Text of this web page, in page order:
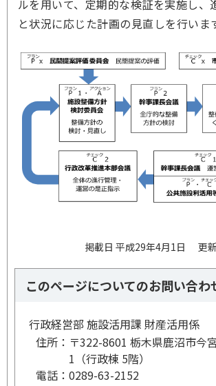
ルを用いて、定期的な検証を実施し、
と状況に応じた計画の見直しを行いま
掲載日 平成29年4月1日 更
このページについてのお問い合わ
行政経営部 施設活用課 財産活用係
住所： 〒322-8601 栃木県鹿沼市今
1（行政棟 5階）
電話： 0289-63-2152